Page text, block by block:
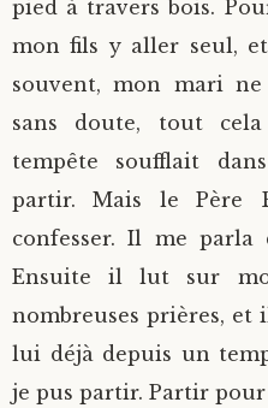
pied à travers bois.
mon fils y aller seul,
souvent, mon mari ne
sans doute, tout
tempête soufflait
partir. Mais le Père
confesser. Il me parla
Ensuite il lut sur
nombreuses prières, et
lui déjà depuis un
je pus partir. Partir